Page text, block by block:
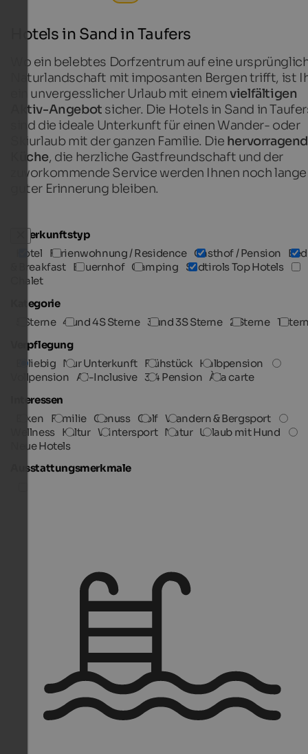
Hotels in Sand in Taufers
Wo ein belebtes Dorfzentrum auf eine
Naturlandschaft mit imposanten Bergen trifft, ist
ein unvergesslicher Urlaub mit einemvielfältigen
Aktiv-Angebot sicher. Die Hotels in Sand in
sind die ideale Unterkunft für einen Wander- oder
Skiurlaub mit der ganzen Familie. Die
Küche, die herzliche Gastfreundschaft und der
zuvorkommende Service werden Ihnen noch
guter Erinnerung bleiben.
Unterkunftstyp
Hotel
Ferienwohnung / Residence Gasthof / Pension
Bed
& Breakfast Bauernhof Camping
Südtirols Top Hotels
Chalet
Kategorie
5 Sterne 4 und 4S Sterne 3 und 3S Sterne 2 Sterne 1
Verpflegung
Beliebig Nur Unterkunft Frühstück Halbpension
Vollpension All-Inclusive 3/4 Pension À la carte
Interessen
Biken
Familie Genuss Golf Wandern & Bergsport
Wellness Kultur Wintersport Natur Urlaub mit Hund
Neue Hotels
Ausstattungsmerkmale